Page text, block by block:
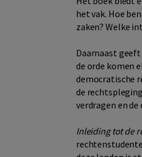
het vak. Hoe
zaken? Welke
Daarnaast
de orde komen
democratische
de
verdragen en
Inleiding tot de